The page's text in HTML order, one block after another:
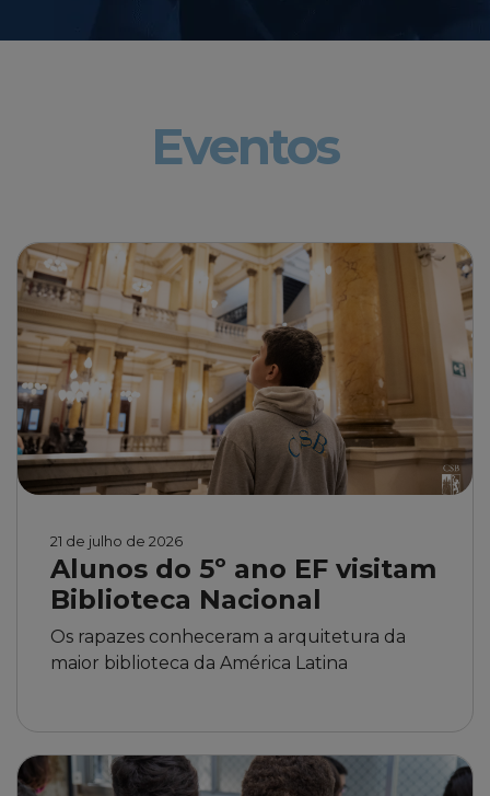
Eventos
21 de julho de 2026
Alunos do 5º ano EF visitam
Biblioteca Nacional
Os rapazes conheceram a arquitetura da
maior biblioteca da América Latina